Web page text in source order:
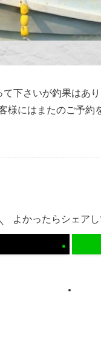
下さいが釣果はあ
にはまたのご予約
よかったらシェアし